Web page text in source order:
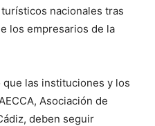
nacionales tras
los empresarios de la
que las instituciones y los
Asociación de
deben seguir